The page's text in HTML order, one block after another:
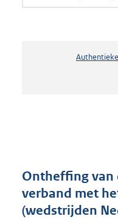
Ontheffing
verband met
(wedstrijden